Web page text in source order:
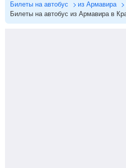
Билеты на автобус из Армавира
Билеты на автобус из Армавира в